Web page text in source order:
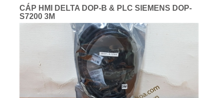
CÁP HMI DELTA DOP-B & PLC SIEMENS DOP-
S7200 3M